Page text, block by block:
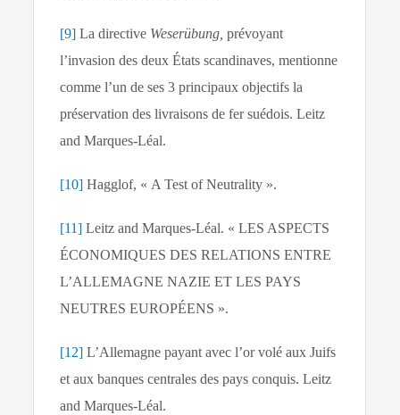
[9] La directive Weserübung,prévoyant
l’invasion des deux États scandinaves, mentionne
comme l’un de ses 3 principaux objectifs la
préservation des livraisons de fer suédois. Leitz
and Marques-Léal.
[10] Hagglof, « A Test of Neutrality ».
[11] Leitz and Marques-Léal. « LES ASPECTS
ÉCONOMIQUES DES RELATIONS ENTRE
L’ALLEMAGNE NAZIE ET LES PAYS
NEUTRES EUROPÉENS ».
[12] L’Allemagne payant avec l’or volé aux Juifs
et aux banques centrales des pays conquis. Leitz
and Marques-Léal.